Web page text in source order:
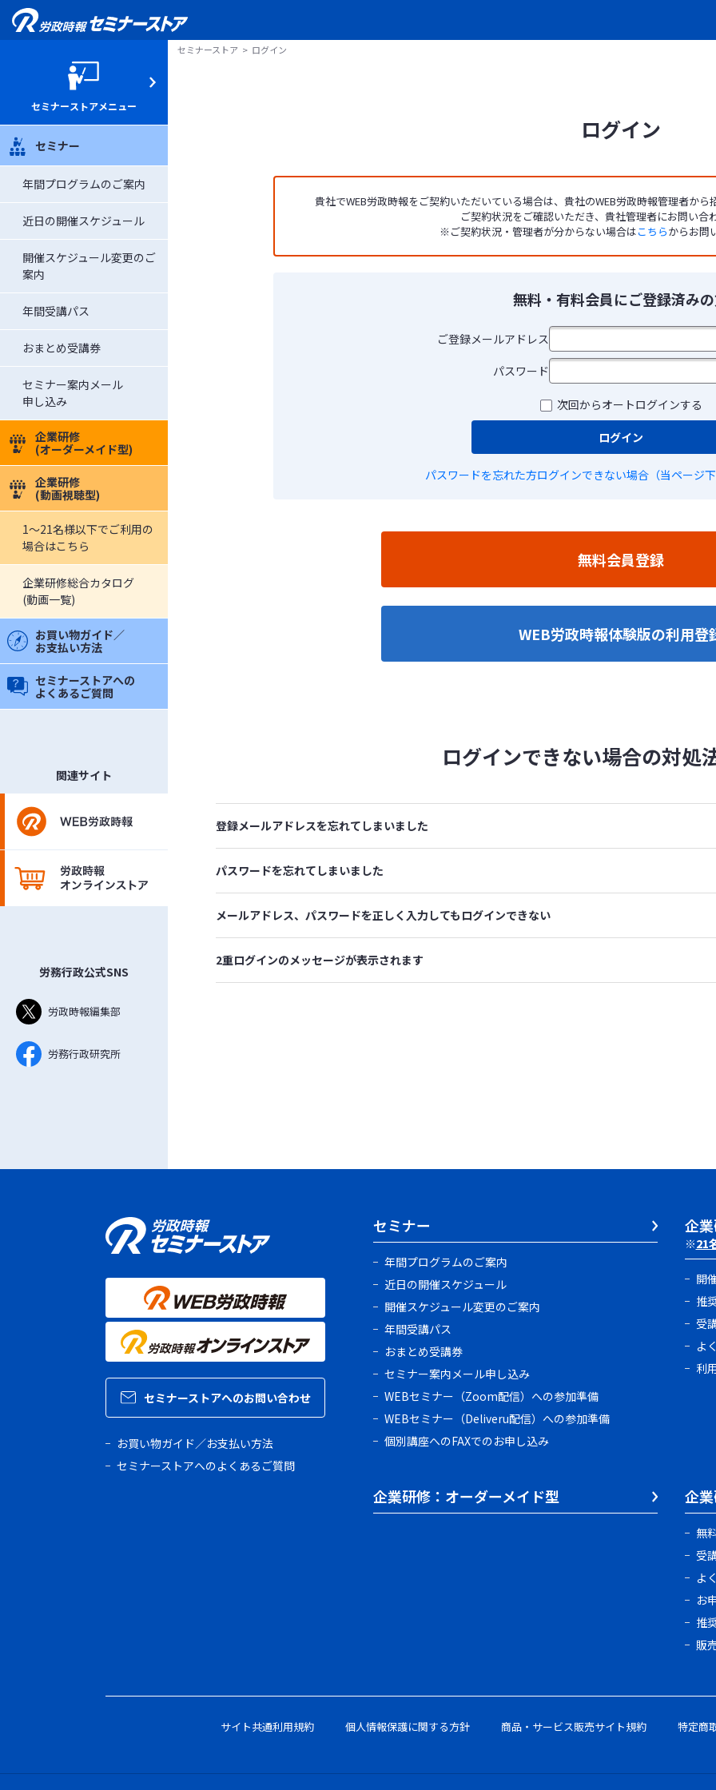
セミナーストアメニュー
セミナー
年間プログラムのご案内
近日の開催スケジュール
開催スケジュール変更のご
案内
年間受講パス
おまとめ受講券
セミナー案内メール
申し込み
企業研修
(オーダーメイド型)
企業研修
(動画視聴型)
1～21名様以下でご利用の
場合はこちら
企業研修総合カタログ
(動画一覧)
お買い物ガイド／
お支払い方法
セミナーストアへの
よくあるご質問
関連サイト
労務行政公式SNS
労政時報編集部
労務行政研究所
セミナーストア ログイン
ログイン
貴社でWEB労政時報をご契約いただいている場合は、貴社のWEB労政時報管理者から
ご契約状況をご確認いただき、貴社管理者にお問い合
※ご契約状況・管理者が分からない場合はこちらからお問
無料・有料会員にご登録済み
ご登録メールアドレス
パスワード
次回からオートログインする
ログイン
パスワードを忘れた方ログインできない場合（当ページ
無料会員登録
WEB労政時報体験版の利用登
ログインできない場合の対処
登録メールアドレスを忘れてしまいました
パスワードを忘れてしまいました
メールアドレス、パスワードを正しく入力してもログインできない
2重ログインのメッセージが表示されます
セミナーストアへのお問い合わせ
お買い物ガイド／お支払い方法
セミナーストアへのよくあるご質問
セミナー
年間プログラムのご案内
近日の開催スケジュール
開催スケジュール変更のご案内
年間受講パス
おまとめ受講券
セミナー案内メール申し込み
WEBセミナー（Zoom配信）への参加準備
WEBセミナー（Deliveru配信）への参加準備
個別講座へのFAXでのお申し込み
企
※21
開
推
受
よ
利
企業研修：オーダーメイド型 企
無
受
よ
お
推
販
サイト共通利用規約 個人情報保護に関する方針 商品・サービス販売サイト規約 特定商